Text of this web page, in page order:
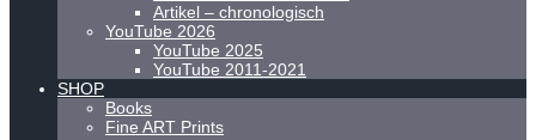
Artikel – chronologisch
YouTube 2026
YouTube 2025
YouTube 2011-2021
SHOP
Books
Fine ART Prints